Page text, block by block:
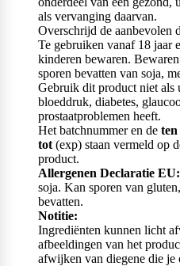
als vervanging daarvan.
Overschrijd de aanbevolen
Te gebruiken vanaf 18 jaar
kinderen bewaren.
sporen bevatten van soja,
Gebruik dit product niet als
bloeddruk, diabetes,
prostaatproblemen heeft.
Het batchnummer en de
tot (exp) staan vermeld op
product.
Allergenen Declaratie EU:
soja. Kan sporen van
bevatten.
Notitie:
Ingrediënten kunnen licht
afbeeldingen van het
afwijken van diegene die je